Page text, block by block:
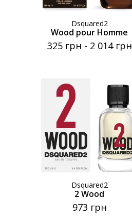
Dsquared2
Wood pour Homme
325 грн - 2 014 грн
Dsquared2
2 Wood
973 грн